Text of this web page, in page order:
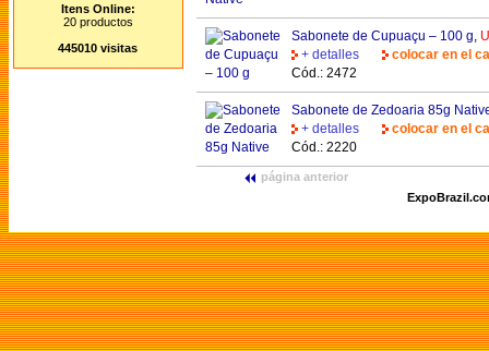
Itens Online:
20 productos
445010 visitas
Sabonete de Cupuaçu – 100 g,
+ detalles
colocar en el
Cód.: 2472
Sabonete de Zedoaria 85g
+ detalles
colocar en el
Cód.: 2220
página anterior